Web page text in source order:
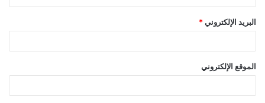
البريد الإلكتروني *
الموقع الإلكتروني